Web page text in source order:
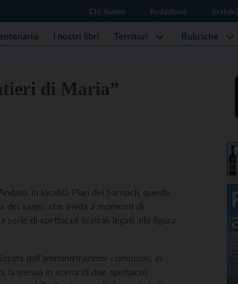
Chi Siamo Redazione Scrivici
I nostri libri Territori Rubriche
di Maria”
in località Plan dei Sarnacli, questa
del luogo, che invita a momenti di
serie di spettacoli teatrali legati alla figura
dall'amministrazione comunale, in
la messa in scena di due spettacoli